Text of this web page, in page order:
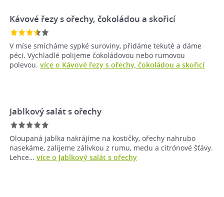
Kávové řezy s ořechy, čokoládou a skořicí
V míse smícháme sypké suroviny, přidáme tekuté a dáme
péci. Vychladlé polijeme čokoládovou nebo rumovou
polevou. více o Kávové řezy s ořechy, čokoládou a skořicí
Jablkový salát s ořechy
Oloupaná jablka nakrájíme na kostičky, ořechy nahrubo
nasekáme, zalijeme zálivkou z rumu, medu a citrónové šťávy.
Lehce… více o Jablkový salát s ořechy